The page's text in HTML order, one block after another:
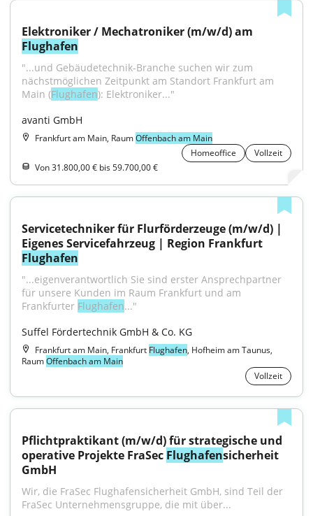
Flughafen
"...und Gebäudetechnik-Branche suchen wir zum
nächstmöglichen Zeitpunkt am Standort Frankfurt am
Main (Flughafen): Elektroniker..."
avanti GmbH
Frankfurt am Main, RaumOffenbach am Main
Homeoffice
Vollzeit
Von 31.800,00 € bis 59.700,00 €
Servicetechniker für Flurförderzeuge (m/w/d) |
Flughafen
"...eigenverantwortlich Sie sind erster Ansprechpartner
für unsere Kunden im Raum Frankfurt und am
Frankfurter Flughafen..."
Suffel Fördertechnik GmbH & Co. KG
Frankfurt am Main, Frankfurt Flughafen, Hofheim am Taunus,
RaumOffenbach am Main
Vollzeit
Pflichtpraktikant (m/w/d) für strategische und
operative Projekte FraSec Flughafensicherheit
GmbH
Wir, die FraSec Flughafensicherheit GmbH, sind Teil der
FraSec Unternehmensgruppe, die mit über...